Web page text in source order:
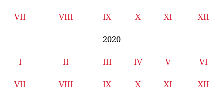
VII VIII IX X XI XII
2020
I II III IV V VI
VII VIII IX X XI XII